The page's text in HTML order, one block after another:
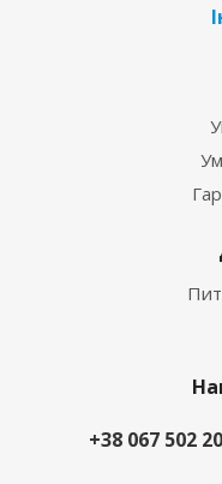
+38 067 502